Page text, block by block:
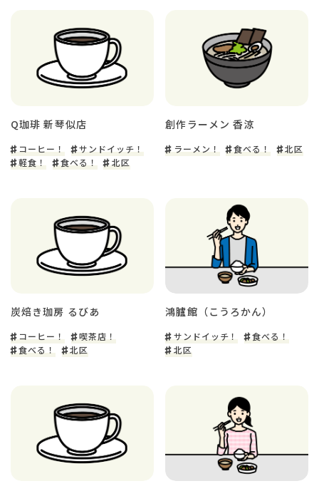
Q珈琲 新琴似店
コーヒー！
サンドイッチ！
軽食！
食べる！ 北区
創作ラーメン 香涼
ラーメン！ 食べる！ 北区
炭焙き珈房 るびあ
コーヒー！
喫茶店！
食べる！
北区
鴻臚館（こうろかん）
サンドイッチ！
食べる！
北区